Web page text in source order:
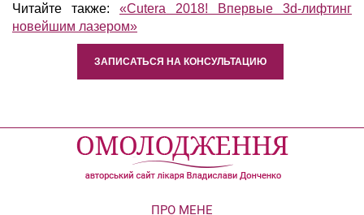
Читайте также: «Cutera 2018! Впервые 3d-лифтинг
новейшим лазером»
ЗАПИСАТЬСЯ НА КОНСУЛЬТАЦИЮ
ПРО МЕНЕ